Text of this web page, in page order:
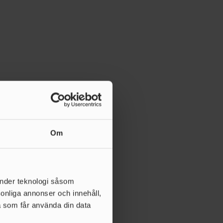
Om
teknologi såsom
annonser och innehåll,
får använda din data